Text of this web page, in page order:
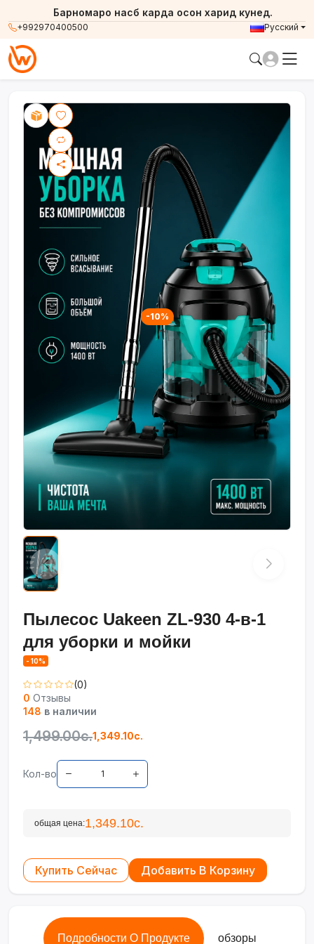
+992970400500
Барномаро насб карда осон харид кунед.
Русский
-10%
Пылесос Uakeen ZL-930 4-в-1
для уборки и мойки
- 10%
(0)
0 Отзывы
148 в наличии
1,499.00с.1,349.10с.
Кол-во
общая цена:1,349.10с.
Купить Сейчас Добавить В Корзину
Подробности О Продукте обзоры